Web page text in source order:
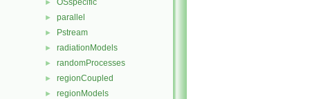
► OSspecific
► parallel
► Pstream
► radiationModels
► randomProcesses
► regionCoupled
► regionModels